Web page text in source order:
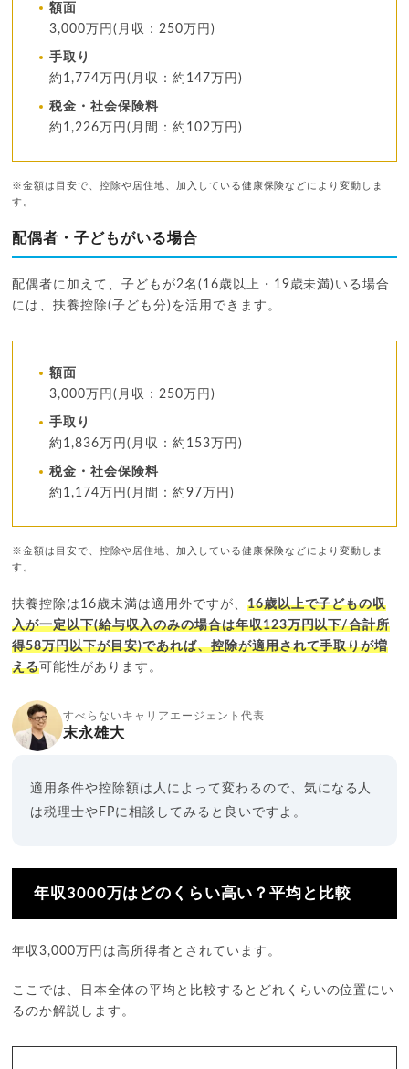
額面
3,000万円(月収：250万円)
手取り
約1,774万円(月収：約147万円)
税金・社会保険料
約1,226万円(月間：約102万円)
※金額は目安で、控除や居住地、加入している健康保険などにより変動しま
す。
配偶者・子どもがいる場合
配偶者に加えて、子どもが2名(16歳以上・19歳未満)いる場合
には、扶養控除(子ども分)を活用できます。
額面
3,000万円(月収：250万円)
手取り
約1,836万円(月収：約153万円)
税金・社会保険料
約1,174万円(月間：約97万円)
※金額は目安で、控除や居住地、加入している健康保険などにより変動しま
す。
扶養控除は16歳未満は適用外ですが、 16歳以上で子どもの収
入が一定以下(給与収入のみの場合は年収123万円以下/合計所
得58万円以下が目安)であれば、控除が適用されて手取りが増
える可能性があります。
すべらないキャリアエージェント代表
末永雄大
適用条件や控除額は人によって変わるので、気になる人
は税理士やFPに相談してみると良いですよ。
年収3000万はどのくらい高い？平均と比較
年収3,000万円は高所得者とされています。
ここでは、日本全体の平均と比較するとどれくらいの位置にい
るのか解説します。